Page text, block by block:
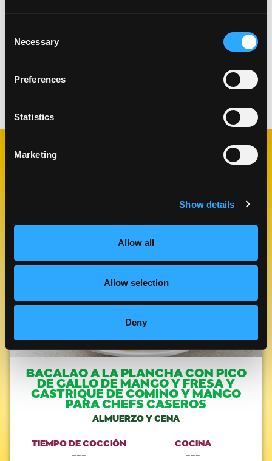
Selection
Necessary
Preferences
Statistics
Marketing
Show details
Allow all
Allow selection
Deny
procesador de alimentos hasta que quede suave.
Sirva inmediatamente con aderezo de maní
BACALAO A LA PLANCHA CON PICO
DE GALLO DE MANGO Y FRESA Y
GASTRIQUE DE COMINO Y MANGO
PARA CHEFS CASEROS
ALMUERZO Y CENA
TIEMPO DE COCCIÓN
---
COCINA
---